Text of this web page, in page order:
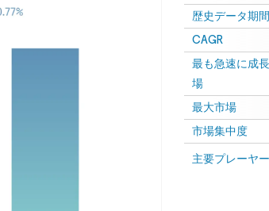
歴史データ期間
CAGR
最も急速に成
場
最大市場
市場集中度
主要プレーヤー